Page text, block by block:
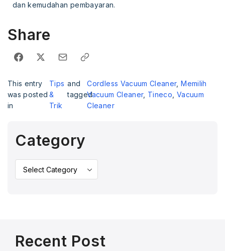
dan kemudahan pembayaran.
Share
This entry
was posted
in
Tips
&
Trik
and
tagged
Cordless Vacuum Cleaner,Memilih
Vacuum Cleaner, Tineco, Vacuum
Cleaner
Category
Recent Post